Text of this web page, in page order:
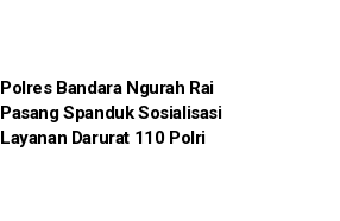
Polres Bandara Ngurah Rai
Pasang Spanduk Sosialisasi
Layanan Darurat 110 Polri